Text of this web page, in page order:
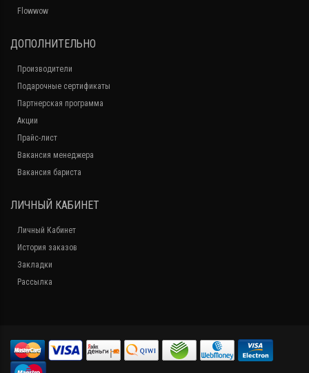
Flowwow
ДОПОЛНИТЕЛЬНО
Производители
Подарочные сертификаты
Партнерская программа
Акции
Прайс-лист
Вакансия менеджера
Вакансия бариста
ЛИЧНЫЙ КАБИНЕТ
Личный Кабинет
История заказов
Закладки
Рассылка